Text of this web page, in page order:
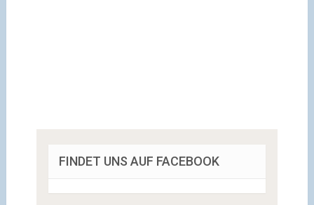
FINDET UNS AUF FACEBOOK